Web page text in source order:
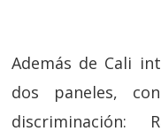
Además de Cali
dos paneles,
discriminación: